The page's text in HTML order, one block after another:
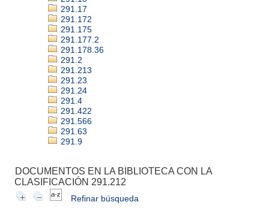
291.17
291.172
291.175
291.177.2
291.178.36
291.2
291.213
291.23
291.24
291.4
291.422
291.566
291.63
291.9
DOCUMENTOS EN LA BIBLIOTECA CON LA
CLASIFICACIÓN 291.212
Refinar búsqueda